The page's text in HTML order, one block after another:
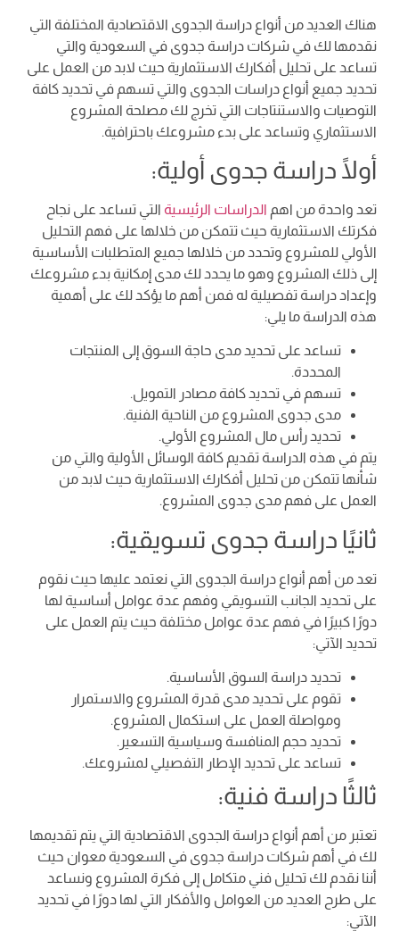
هناك العديد من أنواع دراسة الجدوى الاقتصادية المختلفة التي
نقدمها لك في شركات دراسة جدوى في السعودية والتي
تساعد على تحليل أفكارك الاستثمارية حيث لابد من العمل على
تحديد جميع أنواع دراسات الجدوى والتي تسهم في تحديد كافة
التوصيات والاستنتاجات التي تخرج لك مصلحة المشروع
الاستثماري وتساعد على بدء مشروعك باحترافية.
أولًا دراسة جدوى أولية:
تعد واحدة من اهم الدراسات الرئيسية التي تساعد على نجاح
فكرتك الاستثمارية حيث تتمكن من خلالها على فهم التحليل
الأولي للمشروع وتحدد من خلالها جميع المتطلبات الأساسية
إلى ذلك المشروع وهو ما يحدد لك مدى إمكانية بدء مشروعك
وإعداد دراسة تفصيلية له فمن أهم ما يؤكد لك على أهمية
هذه الدراسة ما يلي:
تساعد على تحديد مدى حاجة السوق إلى المنتجات
المحددة.
تسهم في تحديد كافة مصادر التمويل.
مدى جدوى المشروع من الناحية الفنية.
تحديد رأس مال المشروع الأولي.
يتم في هذه الدراسة تقديم كافة الوسائل الأولية والتي من
شأنها تتمكن من تحليل أفكارك الاستثمارية حيث لابد من
العمل على فهم مدى جدوى المشروع.
ثانيًا دراسة جدوى تسويقية:
تعد من أهم أنواع دراسة الجدوى التي نعتمد عليها حيث نقوم
على تحديد الجانب التسويقي وفهم عدة عوامل أساسية لها
دورًا كبيرًا في فهم عدة عوامل مختلفة حيث يتم العمل على
تحديد الآتي:
تحديد دراسة السوق الأساسية.
تقوم على تحديد مدى قدرة المشروع والاستمرار
ومواصلة العمل على استكمال المشروع.
تحديد حجم المنافسة وسياسية التسعير.
تساعد على تحديد الإطار التفصيلي لمشروعك.
ثالثًا دراسة فنية:
تعتبر من أهم أنواع دراسة الجدوى الاقتصادية التي يتم تقديمها
لك في أهم شركات دراسة جدوى في السعودية معوان حيث
أننا نقدم لك تحليل فني متكامل إلى فكرة المشروع ونساعد
على طرح العديد من العوامل والأفكار التي لها دورًا في تحديد
الآتي: